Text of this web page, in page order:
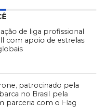
de liga profissional
com apoio de estrelas
patrocinado pela
no Brasil pela
parceria com o Flag